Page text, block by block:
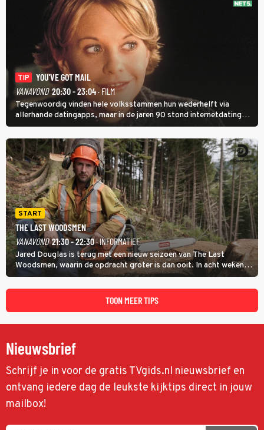
TIP
YOU'VE GOT MAIL
VANAVOND 20:30 - 23:04· FILM
Tegenwoordig vinden hele volksstammen hun wederhelft via
allerhande datingapps, maar in de jaren 90 stond internetdating
nog in de kinderschoenen. In de film You've Got Mail zie je dat
terug.
START
THE LAST WOODSMEN
VANAVOND 21:30 - 22:30· INFORMATIEF
Jared Douglas is terug met een nieuw seizoen van The Last
Woodsmen, waarin de opdracht groter is dan ooit. In acht weken
tijd probeert hij een miljoen dollar bij elkaar te vergaren om de
toekomst van het houthakkersbedrijf te verzekeren.
TOON MEER TIPS
Nieuwsbrief
Schrijf je in voor de gratis TVgids.nl nieuwsbrief en
ontvang iedere dag de leukste kijktips direct in jouw
mailbox!